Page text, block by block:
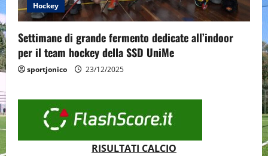
Hockey
Settimane di grande fermento dedicate all’indoor
per il team hockey della SSD UniMe
sportjonico 23/12/2025
RISULTATI CALCIO